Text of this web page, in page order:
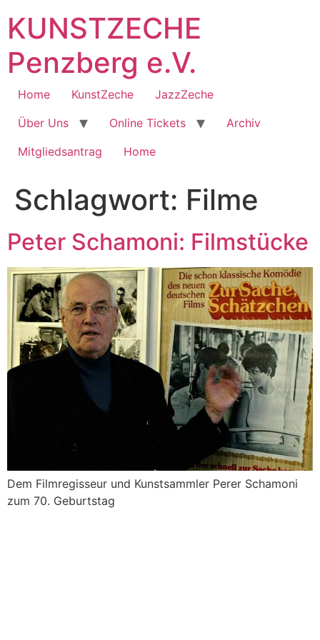
Inhalt
springen
KUNSTZECHE
Penzberg e.V.
Home KunstZeche
JazzZeche
Über Uns
Online Tickets
Archiv
Mitgliedsantrag
Home
Schlagwort: Filme
Peter Schamoni: Filmstücke
Dem Filmregisseur und Kunstsammler Perer Schamoni
zum 70. Geburtstag